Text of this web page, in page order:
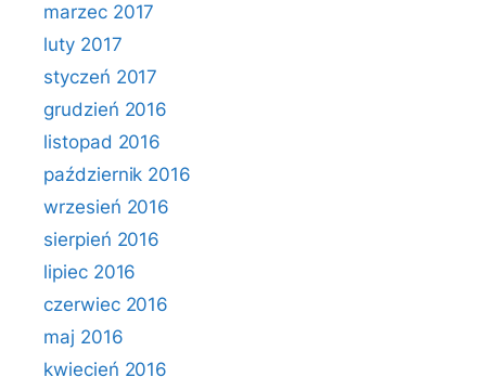
marzec 2017
luty 2017
styczeń 2017
grudzień 2016
listopad 2016
październik 2016
wrzesień 2016
sierpień 2016
lipiec 2016
czerwiec 2016
maj 2016
kwiecień 2016